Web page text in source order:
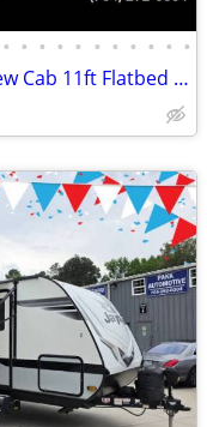
• • • • • • • • • • •
2024 Ford F550 XL 4x4 Crew Cab 11ft Flatbed Hauler Work Bed Farm Truck